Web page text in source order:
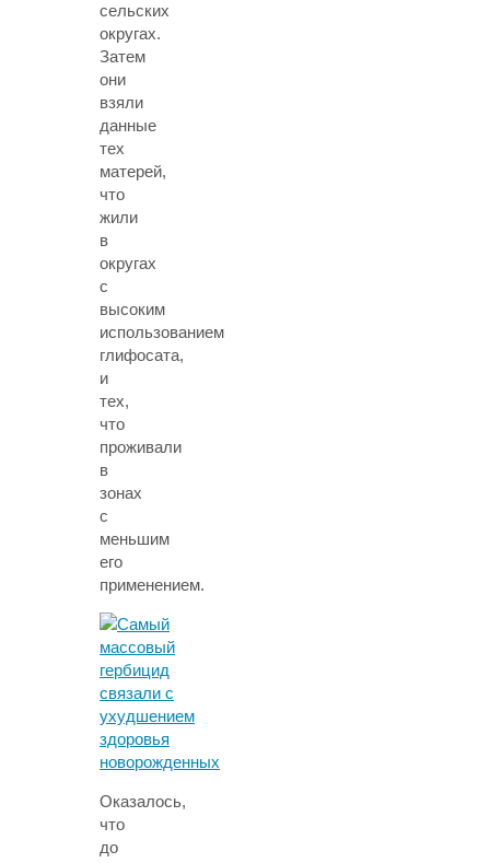
сельских
округах.
Затем
они
взяли
данные
тех
матерей,
что
жили
в
округах
с
высоким
использованием
глифосата,
и
тех,
что
проживали
в
зонах
с
меньшим
его
применением.
Оказалось,
что
до